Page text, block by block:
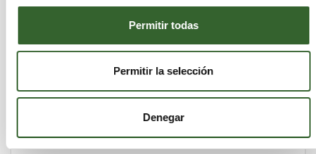
Permitir todas
Permitir la selección
Denegar
Villamayor de Gállego | Trabaja en
DELEGACIÓN ARAGÓN
Monzón | Trabaja enZaragoza
Huesca